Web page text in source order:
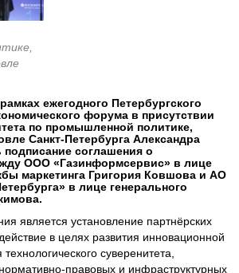
ежегодного Петербургского
форума в присутствии
по промышленной политике,
Санкт-Петербурга Александра
соглашения о
ООО «Газинформсервис» в лице
маркетинга Григория Ковшова и АО
в лице генерального
является установление партнёрских
в целях развития инновационной
суверенитета,
правовых и инфраструктурных